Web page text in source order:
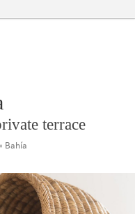
terrace
Bahía